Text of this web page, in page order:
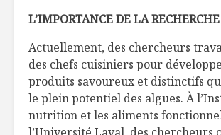
L’IMPORTANCE DE LA RECHERCHE
Actuellement, des chercheurs
des chefs cuisiniers pour
produits savoureux et distinctifs
le plein potentiel des algues. À
nutrition et les aliments